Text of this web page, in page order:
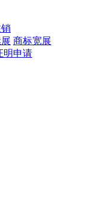
商标宽展
明申请